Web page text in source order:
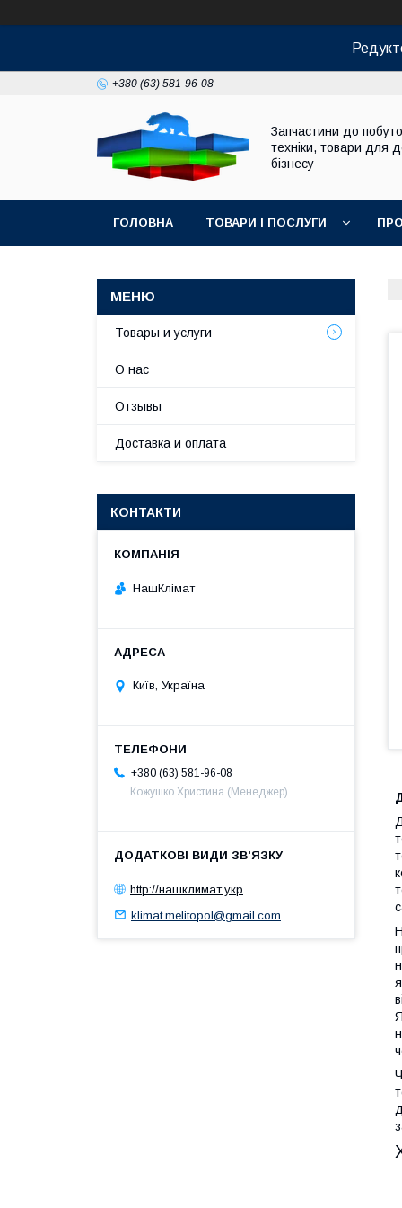
+380 (63) 581-96-08
Запчастини до
техніки, товари для
бізнесу
ГОЛОВНА ТОВАРИ І ПОСЛУГИ
Товары и услуги
О нас
Отзывы
Доставка и оплата
КОНТАКТИ
НашКлімат
Київ, Україна
+380 (63) 581-96-08
Кожушко Христина (Менеджер)
http://нашклимат.укр
klimat.melitopol@gmail.com